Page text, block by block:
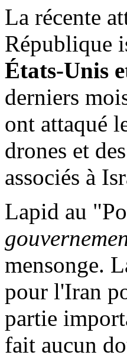
La récente
République
États-Unis
derniers
ont attaqué
drones et
associés à
Lapid au
mensonge.
pour l'Iran
partie
fait aucun